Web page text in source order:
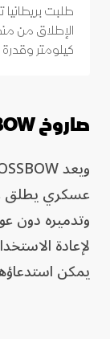
طلبت
كيلومتر وقدرة
صاروخ CROSSBOW بعيد المدى
عسكري يطلق
وتدميره دون
لإعادة
يمكن